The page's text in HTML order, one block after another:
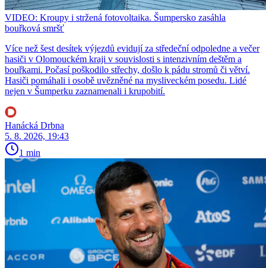
VIDEO: Kroupy i stržená fotovoltaika. Šumpersko zasáhla
bouřková smršť
Více než šest desítek výjezdů evidují za středeční odpoledne a večer
hasiči v Olomouckém kraji v souvislosti s intenzivním deštěm a
bouřkami. Počasí poškodilo střechy, došlo k pádu stromů či větví.
Hasiči pomáhali i osobě uvězněné na mysliveckém posedu. Lidé
nejen v Šumperku zaznamenali i krupobití.
Hanácká Drbna
5. 8. 2026, 19:43
1 min